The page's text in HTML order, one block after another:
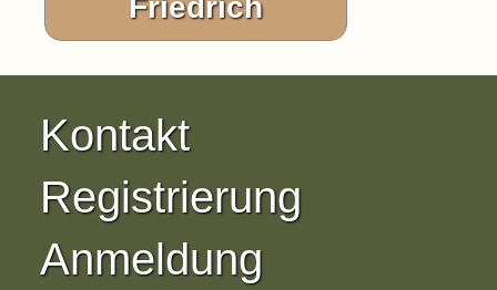
Kontakt
Registrierung
Anmeldung